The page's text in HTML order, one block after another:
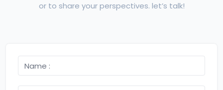
or to share your perspectives. let’s talk!